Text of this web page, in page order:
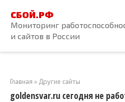
контенту
СБОЙ.РФ
Мониторинг
и сайтов в России
Главная » Другие сайты
goldensvar.ru сегодня не